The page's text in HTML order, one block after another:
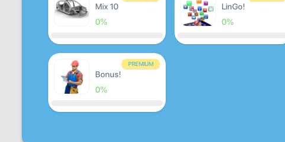
Mix 10
0%
LinGo!
0%
PREMIUM
Bonus!
0%